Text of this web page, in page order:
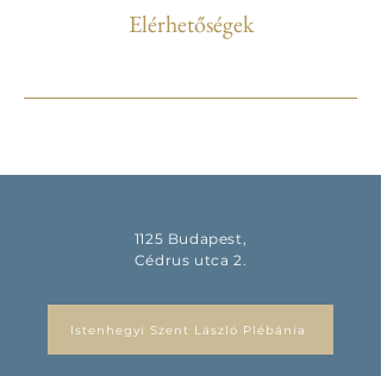
Elérhetőségek
1125 Budapest,
Cédrus utca 2.
Istenhegyi Szent László Plébánia